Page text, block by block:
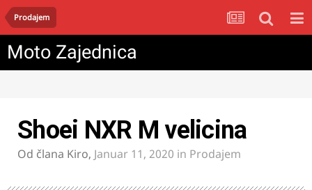
Prodajem
Moto Zajednica
Shoei NXR M velicina
Od člana Kiro, Januar 11, 2020 in Prodajem